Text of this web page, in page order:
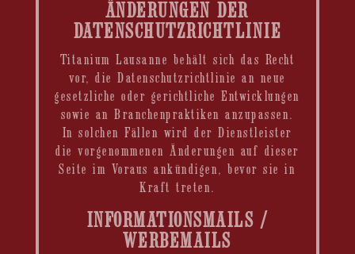
ÄNDERUNGEN DER
DATENSCHUTZRICHTLINIE
Titanium Lausanne behält sich das Recht
vor, die Datenschutzrichtlinie an neue
gesetzliche oder gerichtliche Entwicklungen
sowie an Branchenpraktiken anzupassen.
In solchen Fällen wird der Dienstleister
die vorgenommenen Änderungen auf dieser
Seite im Voraus ankündigen, bevor sie in
Kraft treten.
INFORMATIONSMAILS /
WERBEMAILS